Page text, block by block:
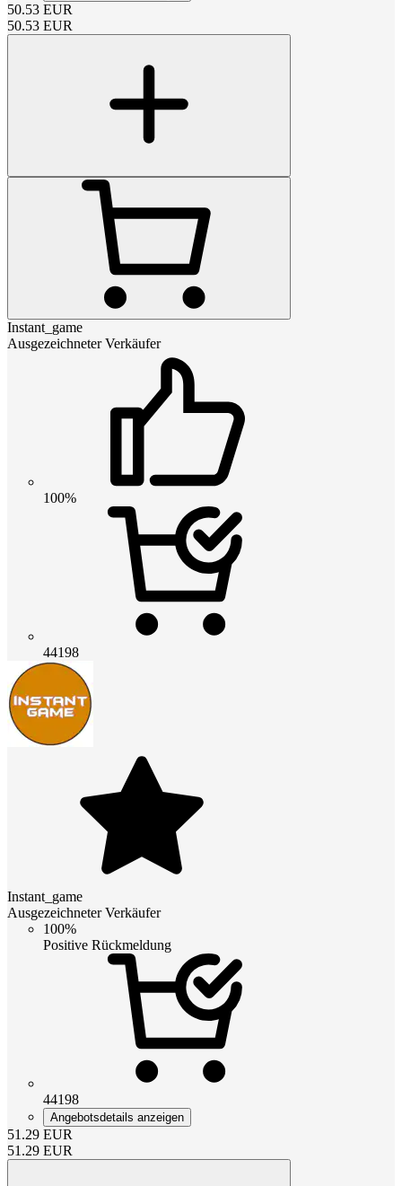
50.53 EUR
50.53 EUR
Instant_game
Ausgezeichneter Verkäufer
100%
44198
Instant_game
Ausgezeichneter Verkäufer
100%
Positive Rückmeldung
44198
Angebotsdetails anzeigen
51.29 EUR
51.29 EUR